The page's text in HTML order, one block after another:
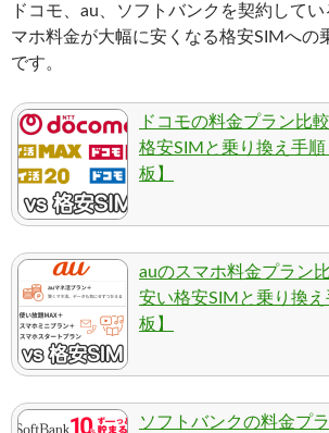
ドコモ、au、ソフトバンクを契約して
マホ料金が大幅に安くなる格安SIMへの
です。
ドコモの料金プラン比
格安SIMと乗り換え手
板】
auのスマホ料金プラン
安い格安SIMと乗り換
板】
ソフトバンクの料金プ